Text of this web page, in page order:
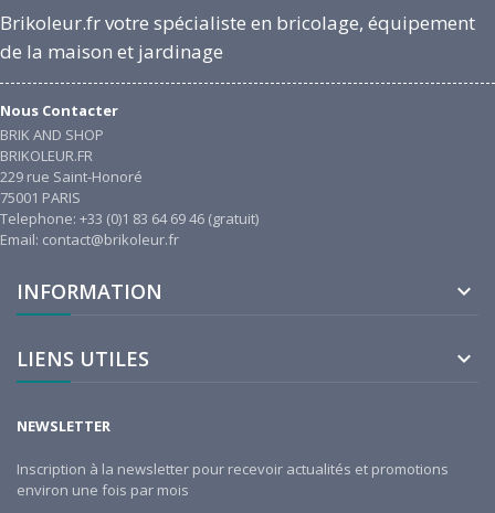
Brikoleur.fr votre spécialiste en bricolage, équipement
de la maison et jardinage
Nous Contacter
BRIK AND SHOP
BRIKOLEUR.FR
229 rue Saint-Honoré
75001 PARIS
Telephone: +33 (0)1 83 64 69 46 (gratuit)
Email: contact@brikoleur.fr
INFORMATION 
LIENS UTILES 
NEWSLETTER
Inscription à la newsletter pour recevoir actualités et promotions
environ une fois par mois